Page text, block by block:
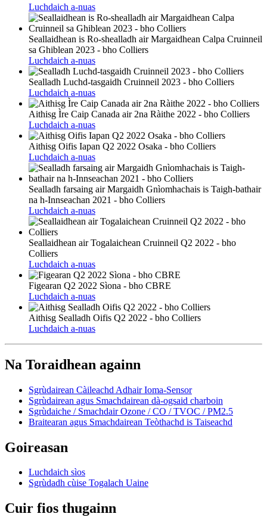
Luchdaich a-nuas
Seallaidhean is Ro-shealladh air Margaidhean Calpa Cruinneil
sa Ghiblean 2023 - bho Colliers
Luchdaich a-nuas
Sealladh Luchd-tasgaidh Cruinneil 2023 - bho Colliers
Luchdaich a-nuas
Aithisg Ìre Caip Canada air 2na Ràithe 2022 - bho Colliers
Luchdaich a-nuas
Aithisg Oifis Iapan Q2 2022 Osaka - bho Colliers
Luchdaich a-nuas
Sealladh farsaing air Margaidh Gnìomhachais is Taigh-bathair
na h-Innseachan 2021 - bho Colliers
Luchdaich a-nuas
Seallaidhean air Togalaichean Cruinneil Q2 2022 - bho
Colliers
Luchdaich a-nuas
Figearan Q2 2022 Sìona - bho CBRE
Luchdaich a-nuas
Aithisg Sealladh Oifis Q2 2022 - bho Colliers
Luchdaich a-nuas
Na Toraidhean againn
Sgrùdairean Càileachd Adhair Ioma-Sensor
Sgrùdairean agus Smachdairean dà-ogsaid charboin
Sgrùdaiche / Smachdair Ozone / CO / TVOC / PM2.5
Braitearan agus Smachdairean Teòthachd is Taiseachd
Goireasan
Luchdaich sìos
Sgrùdadh cùise Togalach Uaine
Cuir fios thugainn